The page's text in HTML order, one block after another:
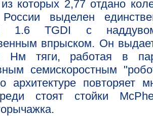
которых 2,77 отдано
выделен
1.6 TGDI с
впрыском. Он
Нм тяги, работая в
семискоростным
архитектуре повторяет
стоят стойки